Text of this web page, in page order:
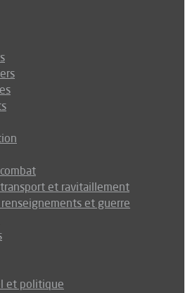
et ravitaillement
et guerre
et politique